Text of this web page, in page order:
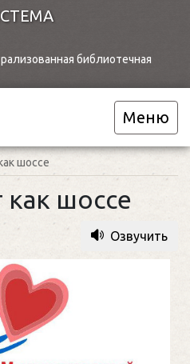
библиотечная
Меню
шоссе
шоссе
Озвучить